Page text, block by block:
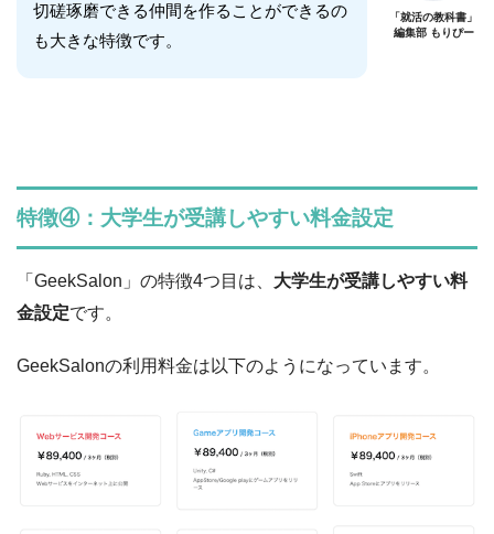
切磋琢磨できる仲間を作ることができるの
も大きな特徴です。
「就活の教科書」
編集部 もりぴー
特徴④：大学生が受講しやすい料金設定
「GeekSalon」の特徴4つ目は、 大学生が受講しやすい料
金設定です。
GeekSalonの利用料金は以下のようになっています。